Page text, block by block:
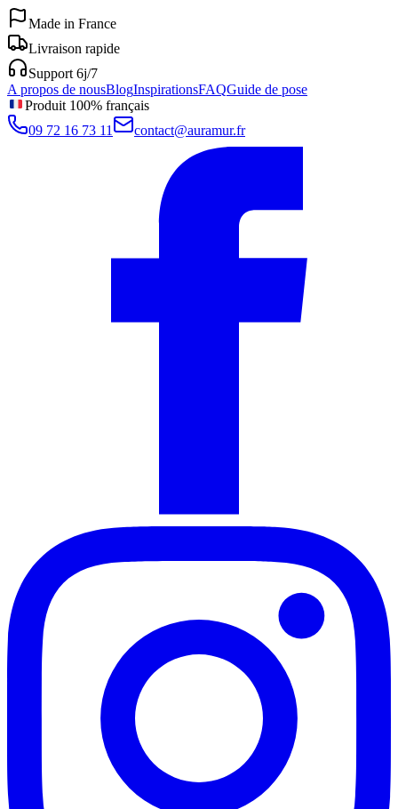
Made in France
Livraison rapide
Support 6j/7
A propos de nousBlogInspirationsFAQGuide de pose
Produit 100% français
09 72 16 73 11
contact@auramur.fr